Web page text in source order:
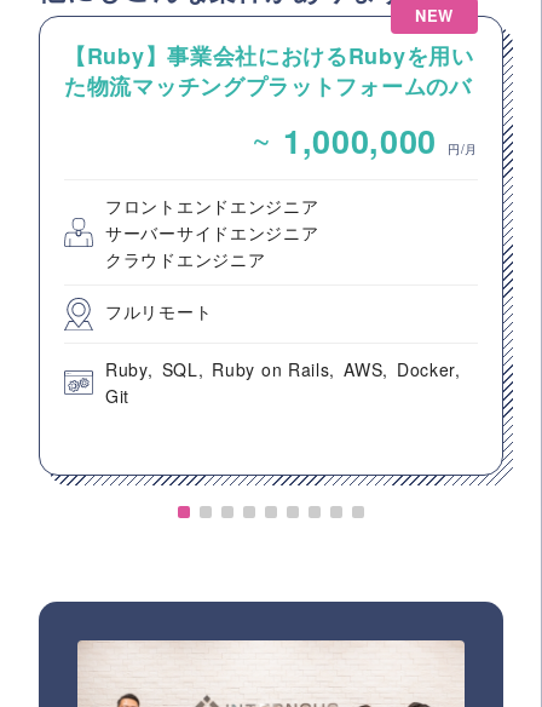
NEW
【Ruby】事業会社におけるRubyを用い
た物流マッチングプラットフォームのバ
~ 1,000,000 円/月
フロントエンドエンジニア
サーバーサイドエンジニア
クラウドエンジニア
フルリモート
Ruby SQL Ruby on Rails AWS
Docker
Git